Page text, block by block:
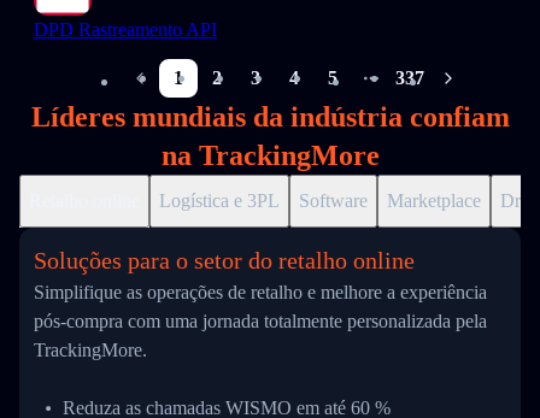
DPD Rastreamento API
1 2 3 4 5
More pages
337
Líderes mundiais da indústria confiam
na TrackingMore
Logística e 3PL Software Marketplace
Soluções para o setor do retalho online
Simplifique as operações de retalho e melhore a experiência
pós-compra com uma jornada totalmente personalizada pela
TrackingMore.
Reduza as chamadas WISMO em até 60 %